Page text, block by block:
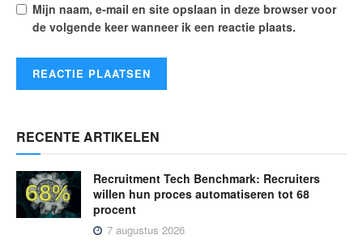
Mijn naam, e-mail en site opslaan in deze browser voor
de volgende keer wanneer ik een reactie plaats.
RECENTE ARTIKELEN
Recruitment Tech Benchmark: Recruiters
willen hun proces automatiseren tot 68
procent
7 augustus 2026